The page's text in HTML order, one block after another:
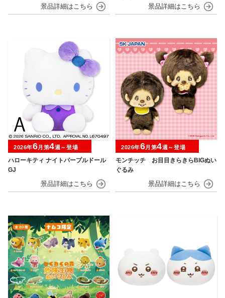
ハローキティ ナイトパープルドール
GJ
2026年6月第4週～登場
モンチッチ お目目きらきらBIGぬい
ぐるみ
2026年6月第4週～登場